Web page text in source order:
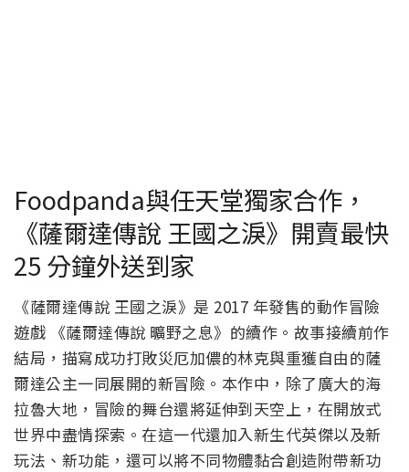
Foodpanda與任天堂獨家合作，
《薩爾達傳說 王國之淚》開賣最快
25 分鐘外送到家
《薩爾達傳說 王國之淚》是 2017 年發售的動作冒險
遊戲 《薩爾達傳說 曠野之息》的續作。故事接續前作
結局，描寫成功打敗災厄加儂的林克與重獲自由的薩
爾達公主一同展開的新冒險。本作中，除了廣大的海
拉魯大地，冒險的舞台還將延伸到天空上，在開放式
世界中盡情探索。在這一代還加入新生代英傑以及新
玩法、新功能，還可以將不同物體黏合創造附帶新功